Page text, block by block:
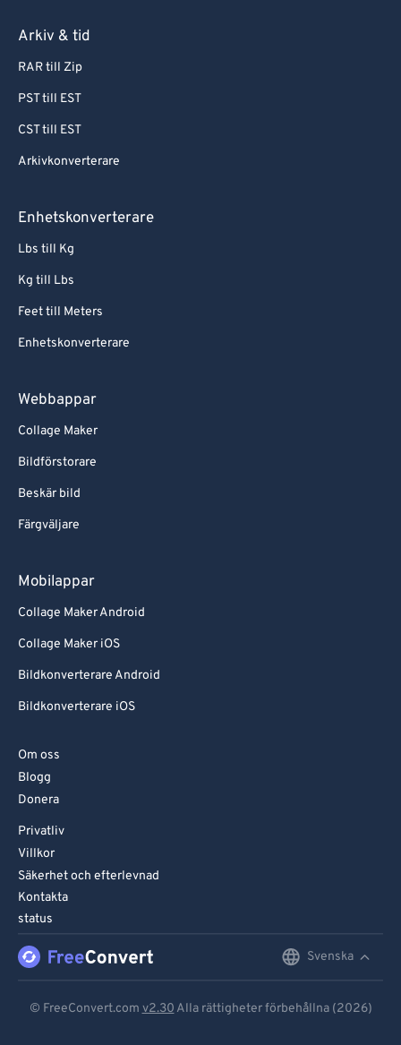
Arkiv & tid
RAR till Zip
PST till EST
CST till EST
Arkivkonverterare
Enhetskonverterare
Lbs till Kg
Kg till Lbs
Feet till Meters
Enhetskonverterare
Webbappar
Collage Maker
Bildförstorare
Beskär bild
Färgväljare
Mobilappar
Collage Maker Android
Collage Maker iOS
Bildkonverterare Android
Bildkonverterare iOS
Om oss
Blogg
Donera
Privatliv
Villkor
Säkerhet och efterlevnad
Kontakta
status
Svenska
© FreeConvert.com v2.30 Alla rättigheter förbehållna (2026)